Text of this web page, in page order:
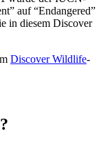
auf “Endangered”
in diesem Discover
Discover Wildlife-